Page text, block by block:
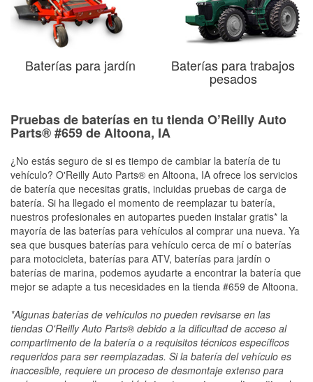
Baterías para jardín Baterías para trabajos
pesados
Pruebas de baterías en tu tienda O’Reilly Auto
Parts® #659 de Altoona, IA
¿No estás seguro de si es tiempo de cambiar la batería de tu
vehículo? O'Reilly Auto Parts® en Altoona, IA ofrece los servicios
de batería que necesitas gratis, incluidas pruebas de carga de
batería. Si ha llegado el momento de reemplazar tu batería,
nuestros profesionales en autopartes pueden instalar gratis* la
mayoría de las baterías para vehículos al comprar una nueva. Ya
sea que busques baterías para vehículo cerca de mí o baterías
para motocicleta, baterías para ATV, baterías para jardín o
baterías de marina, podemos ayudarte a encontrar la batería que
mejor se adapte a tus necesidades en la tienda #659 de Altoona.
*Algunas baterías de vehículos no pueden revisarse en las
tiendas O'Reilly Auto Parts® debido a la dificultad de acceso al
compartimento de la batería o a requisitos técnicos específicos
requeridos para ser reemplazadas. Si la batería del vehículo es
inaccesible, requiere un proceso de desmontaje extenso para